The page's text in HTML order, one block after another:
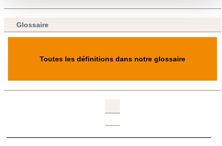
personnelles et définir vos préférences, reportez-vous à la
consentement à tout moment à partir de la déclaration sur
et les annonces, d'offrir des fonctionnalités relatives aux
médias sociaux et d'analyser notre trafic. Nous
notre site avec nos partenaires de médias sociaux, de
publicité et d'analyse, qui peuvent combiner celles-ci avec
d'autres informations que vous leur avez fournies ou qu'ils
Glossaire
Toutes les définitions dans notre glossaire